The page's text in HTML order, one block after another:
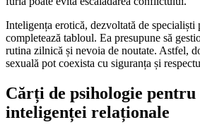
Inteligența erotică, dezvoltată de specialiști
completează tabloul. Ea presupune să
rutina zilnică și nevoia de noutate. Astfel,
sexuală pot coexista cu siguranța și
Cărți de psihologie pentru
inteligenței relaționale